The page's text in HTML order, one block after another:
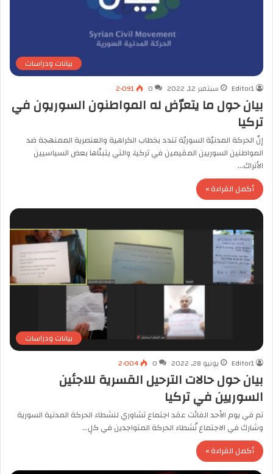
بيانات ودراسات
Editor1
سبتمبر 12, 2022 0 2٬091
بيان حول ما يتعرّض له المواطنون السوريون في
تركيا
إنّ الحركة المدنيّة السوريّة تندد بخطاب الكراهية والعنصرية الممنهجة ضد
المواطنين السوريين المقيمين في تركيا، والتي يتبنّاها بعض السياسيين
الأتراك…
أكمل القراءة »
بيانات ودراسات
Editor1
يونيو 28, 2022 0 2٬004
بيان حول حالات الترحيل القسرية للاجئين
السوريين في تركيا
تم في يوم الأحد الفائت عقد اجتماع تشاوري لنشطاء الحركة المدنية السورية
وشارك في الاجتماع نُشطاء الحركة المتواجدين في كلٍ…
أكمل القراءة »